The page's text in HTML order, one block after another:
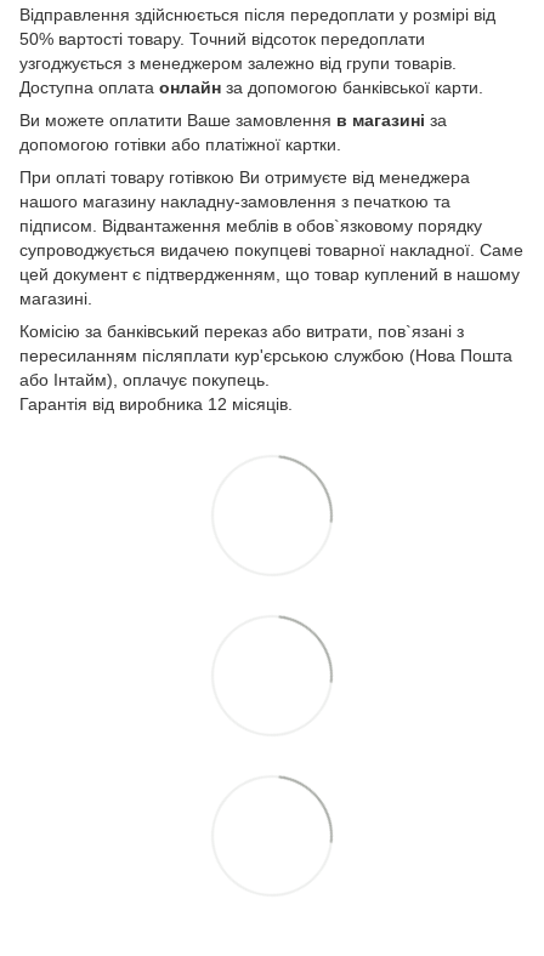
Відправлення здійснюється після передоплати у розмірі від
50% вартості товару. Точний відсоток передоплати
узгоджується з менеджером залежно від групи товарів.
Доступна оплата онлайн за допомогою банківської карти.
Ви можете оплатити Ваше замовлення в магазині за
допомогою готівки або платіжної картки.
При оплаті товару готівкою Ви отримуєте від менеджера
нашого магазину накладну-замовлення з печаткою та
підписом. Відвантаження меблів в обов`язковому порядку
супроводжується видачею покупцеві товарної накладної. Саме
цей документ є підтвердженням, що товар куплений в нашому
магазині.
Комісію за банківський переказ або витрати, пов`язані з
пересиланням післяплати кур'єрською службою (Нова Пошта
або Інтайм), оплачує покупець.
Гарантія від виробника 12 місяців.